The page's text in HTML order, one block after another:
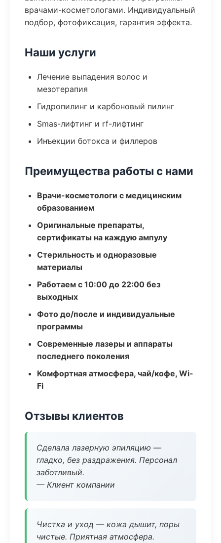
врачами-косметологами. Индивидуальный
подбор, фотофиксация, гарантия эффекта.
Наши услуги
Лечение выпадения волос и
мезотерапия
Гидропилинг и карбоновый пилинг
Smas-лифтинг и rf-лифтинг
Инъекции ботокса и филлеров
Преимущества работы с нами
Врачи-косметологи с медицинским
образованием
Оригинальные препараты,
сертификаты на каждую ампулу
Стерильность и одноразовые
материалы
Работаем с 10:00 до 22:00 без
выходных
Фото до/после и индивидуальные
программы
Современные лазеры и аппараты
последнего поколения
Комфортная атмосфера, чай/кофе, Wi-
Fi
Отзывы клиентов
Сделала лазерную эпиляцию —
гладко, без раздражения. Персонал
заботливый.
— Клиент компании
Чистка и уход — кожа дышит, поры
чистые. Приятная атмосфера.